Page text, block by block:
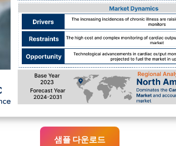
샘플 다운로드